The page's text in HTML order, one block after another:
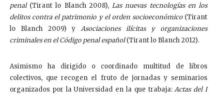
penal(Tirant lo Blanch 2008),Las nuevas tecnologías en los
delitos contra el patrimonio y el orden socioeconómico(Tirant
lo Blanch 2009) y Asociaciones ilícitas y organizaciones
criminales en el Código penal español(Tirant lo Blanch 2012).
Asimismo ha dirigido o coordinado multitud de libros
colectivos, que recogen el fruto de jornadas y seminarios
organizados por la Universidad en la que trabaja:Actas del I